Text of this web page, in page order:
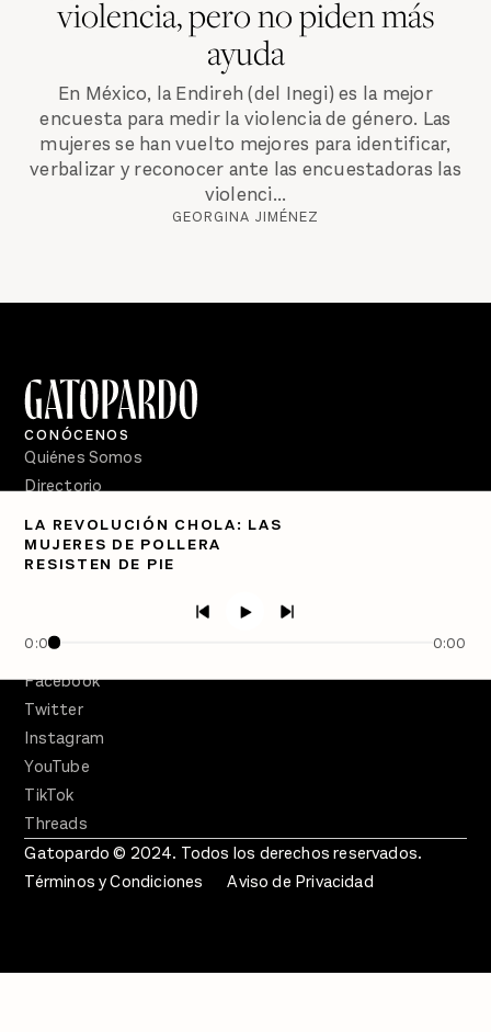
violencia, pero no piden más
ayuda
En México, la Endireh (del Inegi) es la mejor
encuesta para medir la violencia de género. Las
mujeres se han vuelto mejores para identificar,
verbalizar y reconocer ante las encuestadoras las
violenci...
GEORGINA JIMÉNEZ
LA REVOLUCIÓN CHOLA: LAS
MUJERES DE POLLERA
RESISTEN DE PIE
0:00 0:00
CONÓCENOS
Quiénes Somos
Directorio
PÓDCASTS
Semanario Gatopardo
Facebook
Twitter
Instagram
YouTube
TikTok
Threads
Gatopardo © 2024. Todos los derechos reservados.
Términos y Condiciones
Aviso de Privacidad